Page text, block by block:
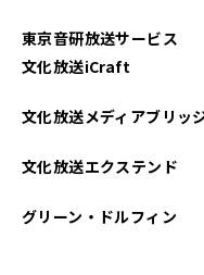
2024年03
2024年02
2024年01
東京音研放送サービス
文化放送iCraft
文化放送メディアブリッ
文化放送エクステンド
グリーン・ドルフィン